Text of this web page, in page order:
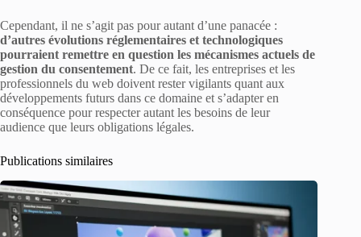
Cependant, il ne s’agit pas pour autant d’une panacée :
d’autres évolutions réglementaires et technologiques
pourraient remettre en question les mécanismes actuels de
gestion du consentement. De ce fait, les entreprises et les
professionnels du web doivent rester vigilants quant aux
développements futurs dans ce domaine et s’adapter en
conséquence pour respecter autant les besoins de leur
audience que leurs obligations légales.
Publications similaires